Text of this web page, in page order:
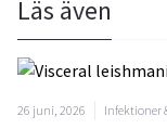
Läs även
26 juni, 2026 Infektioner